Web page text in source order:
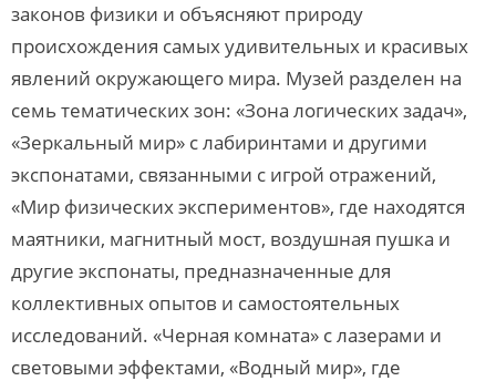
законов физики и объясняют природу
происхождения самых удивительных и красивых
явлений окружающего мира. Музей разделен на
семь тематических зон: «Зона логических задач»,
«Зеркальный мир» с лабиринтами и другими
экспонатами, связанными с игрой отражений,
«Мир физических экспериментов», где находятся
маятники, магнитный мост, воздушная пушка и
другие экспонаты, предназначенные для
коллективных опытов и самостоятельных
исследований. «Черная комната» с лазерами и
световыми эффектами, «Водный мир», где